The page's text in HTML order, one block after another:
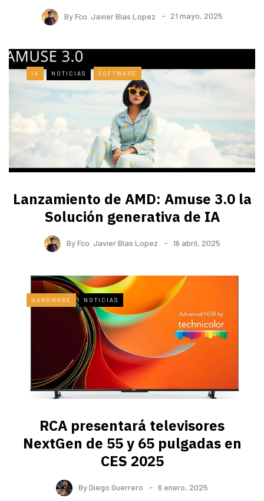
ByFco. Javier Blas Lopez 21 mayo, 2025
IA NOTICIAS SOFTWARE
Lanzamiento de AMD: Amuse 3.0 la
Solución generativa de IA
ByFco. Javier Blas Lopez 16 abril, 2025
HARDWARE NOTICIAS
RCA presentará televisores
NextGen de 55 y 65 pulgadas en
CES 2025
ByDiego Guerrero 6 enero, 2025